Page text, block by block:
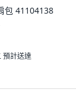
包 41104138
預計送達